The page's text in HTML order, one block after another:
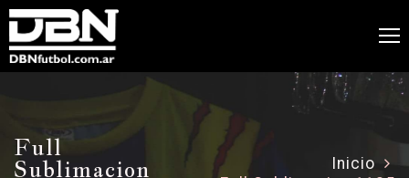
Full
Sublimacion
Inicio